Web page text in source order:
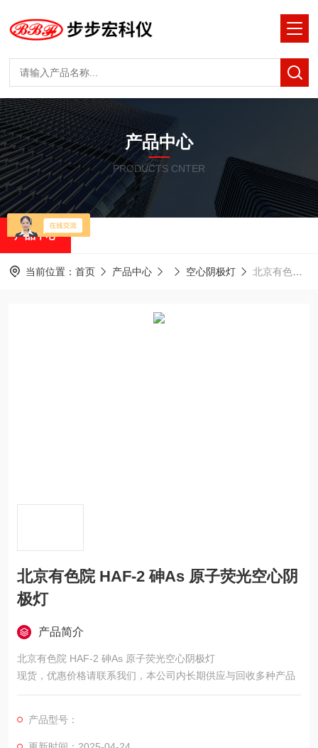
产品中心
PRODUCTS CNTER
产品中心
当前位置： 首页 产品中心 空心阴极灯 北京有色院 HAF-2 砷As 原子荧光空心阴极灯
北京有色院 HAF-2 砷As 原子荧光空心阴
极灯
产品简介
北京有色院 HAF-2 砷As 原子荧光空心阴极灯
现货，优惠价格请联系我们，本公司内长期供应与回收多种产品
产品型号：